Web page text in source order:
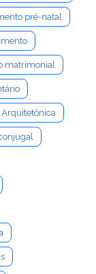
pré-natal
matrimonial